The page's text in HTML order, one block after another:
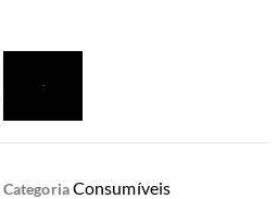
CategoriaConsumíveis